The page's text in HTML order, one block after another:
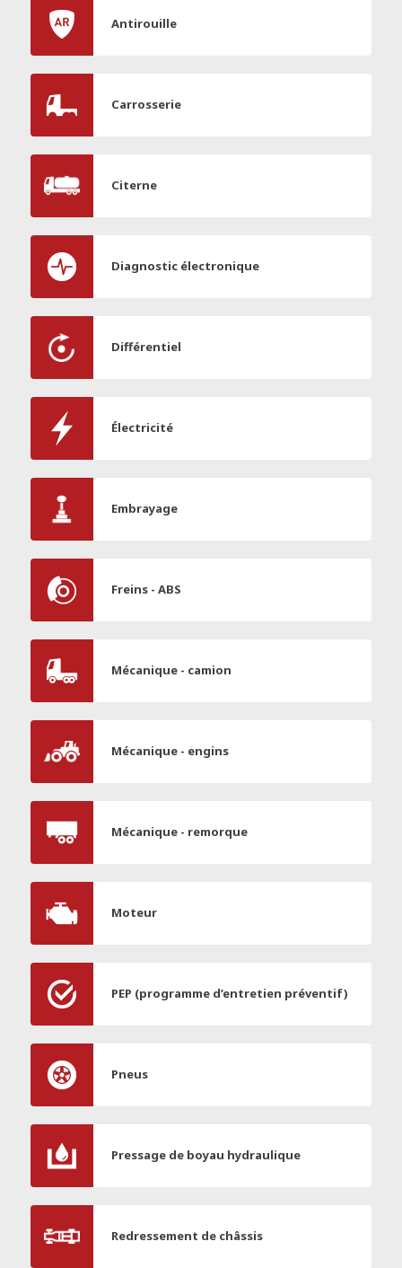
Antirouille
Carrosserie
Citerne
Diagnostic électronique
Différentiel
Électricité
Embrayage
Freins - ABS
Mécanique - camion
Mécanique - engins
Mécanique - remorque
Moteur
PEP (programme d’entretien préventif)
Pneus
Pressage de boyau hydraulique
Redressement de châssis